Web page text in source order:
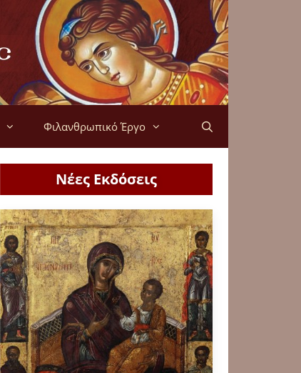
Φιλανθρωπικό Έργο
Νέες Εκδόσεις